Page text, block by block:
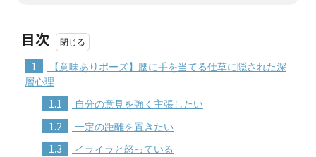
目次
1
【意味ありポーズ】腰に手を当てる仕草に隠された深
層心理
1.1 自分の意見を強く主張したい
1.2 一定の距離を置きたい
1.3 イライラと怒っている